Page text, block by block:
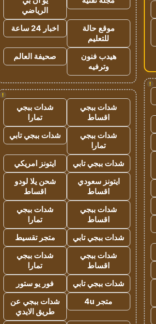
!
الرياضي
موقع حالة
للتعليم
اخبار 24 ساعة
هيدب فنون
وترفيه
صحيفة العالم
!
شدات ببجي
اقساط
شدات ببجي
تمارا
شدات ببجي
تمارا
شدات ببجي تابي
شدات ببجي تابي
ايتونز امريكي
ايتونز سعودي
اقساط
شحن يلا لودو
اقساط
شدات ببجي
اقساط
شدات ببجي
تمارا
شدات ببجي تابي
متجر تقسيط
شدات ببجي
اقساط
شدات ببجي
تمارا
شدات ببجي تابي
فور يو ستور
متجر 4u
شدات ببجي عن
طريق الايدي